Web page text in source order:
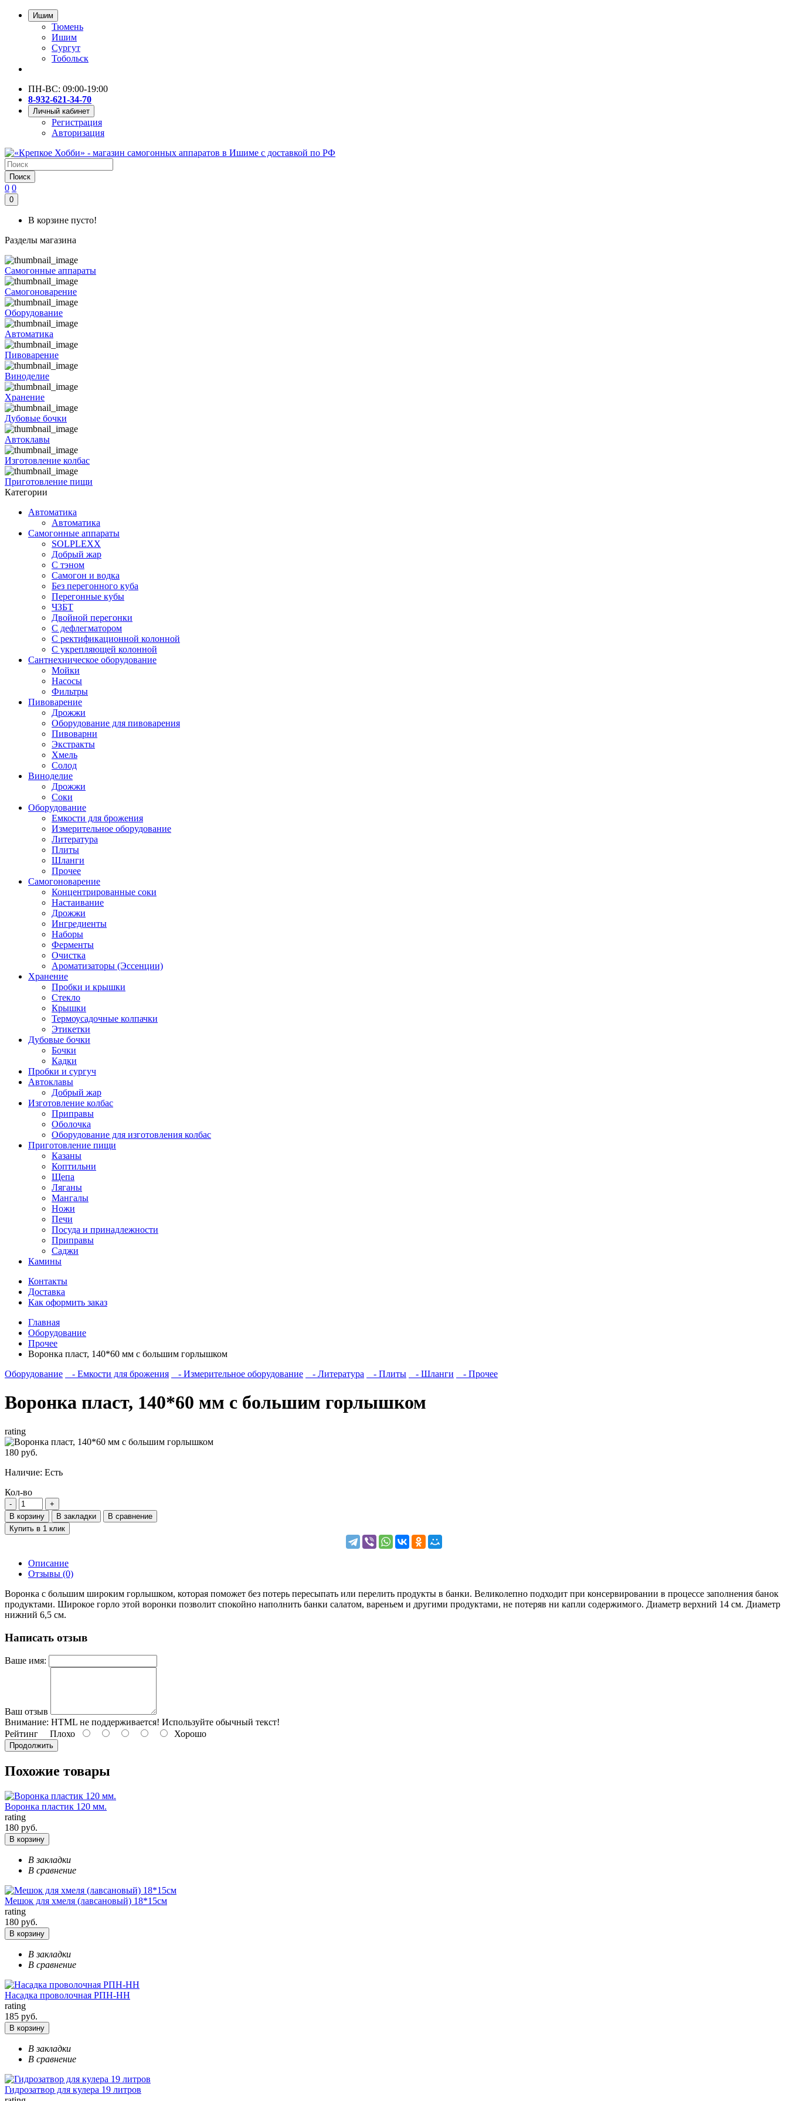
Ишим
Тюмень
Ишим
Сургут
Тобольск
ПН-ВС: 09:00-19:00
8-932-621-34-70
Личный кабинет
Регистрация
Авторизация
Поиск
0 0
0
В корзине пусто!
Разделы магазина
Самогонные аппараты
Самогоноварение
Оборудование
Автоматика
Пивоварение
Виноделие
Хранение
Дубовые бочки
Автоклавы
Изготовление колбас
Приготовление пищи
Категории
Автоматика
Автоматика
Самогонные аппараты
SOLPLEXX
Добрый жар
С тэном
Самогон и водка
Без перегонного куба
Перегонные кубы
ЧЗБТ
Двойной перегонки
С дефлегматором
С ректификационной колонной
С укрепляющей колонной
Сантнехническое оборудование
Мойки
Насосы
Фильтры
Пивоварение
Дрожжи
Оборудование для пивоварения
Пивоварни
Экстракты
Хмель
Солод
Виноделие
Дрожжи
Соки
Оборудование
Емкости для брожения
Измерительное оборудование
Литература
Плиты
Шланги
Прочее
Самогоноварение
Концентрированные соки
Настаивание
Дрожжи
Ингредиенты
Наборы
Ферменты
Очистка
Ароматизаторы (Эссенции)
Хранение
Пробки и крышки
Стекло
Крышки
Термоусадочные колпачки
Этикетки
Дубовые бочки
Бочки
Кадки
Пробки и сургуч
Автоклавы
Добрый жар
Изготовление колбас
Приправы
Оболочка
Оборудование для изготовления колбас
Приготовление пищи
Казаны
Коптильни
Щепа
Ляганы
Мангалы
Ножи
Печи
Посуда и принадлежности
Приправы
Саджи
Камины
Контакты
Доставка
Как оформить заказ
Главная
Оборудование
Прочее
Воронка пласт, 140*60 мм с большим горлышком
Оборудование
- Емкости для брожения - Измерительное оборудование - Литература - Плиты - Шланги - Прочее
Воронка пласт, 140*60 мм с большим горлышком
rating
180 руб.
Наличие: Есть
Кол-во
В корзину В закладки
В сравнение
Купить в 1 клик
Описание
Отзывы (0)
Воронка с большим широким горлышком, которая поможет без потерь пересыпать или перелить продукты в банки. Великолепно подходит при консервировании в процессе заполнения банок
продуктами. Широкое горло этой воронки позволит спокойно наполнить банки салатом, вареньем и другими продуктами, не потеряв ни капли содержимого. Диаметр верхний 14 см. Диаметр
нижний 6,5 см.
Написать отзыв
Ваше имя:
Ваш отзыв
Внимание: HTML не поддерживается! Используйте обычный текст!
Рейтинг Плохо Хорошо
Продолжить
Похожие товары
Воронка пластик 120 мм.
rating
180 руб.
В корзину
В закладки
В сравнение
Мешок для хмеля (лавсановый) 18*15см
rating
180 руб.
В корзину
В закладки
В сравнение
Насадка проволочная РПН-НН
rating
185 руб.
В корзину
В закладки
В сравнение
Гидрозатвор для кулера 19 литров